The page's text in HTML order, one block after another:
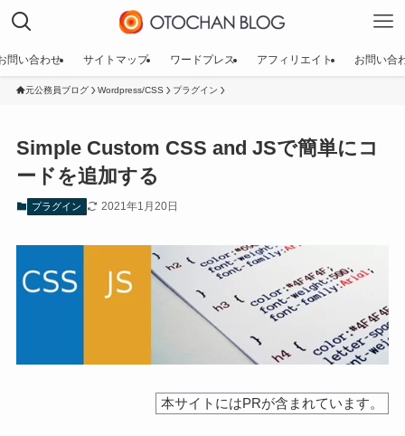
問い合わせ サイトマップ ワードプレス アフィリエイト お問い合
元公務員ブログ Wordpress/CSS プラグイン
Simple Custom CSS and JSで簡単にコ
ードを追加する
プラグイン 2021年1月20日
本サイトにはPRが含まれています。